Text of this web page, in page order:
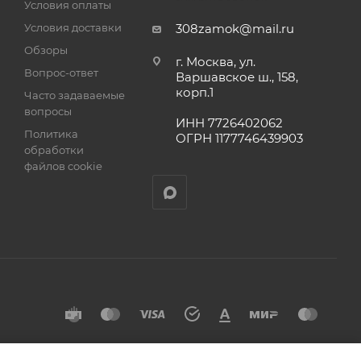
Условия оплаты
Условия доставки
Обзоры
Вопрос-ответ
Часто задаваемые
вопросы
Политика
обработки
файлов cookie
308zamok@mail.ru
г. Москва, ул.
Варшавское ш., 158,
корп.1
ИНН 7726402062
ОГРН 1177746439903